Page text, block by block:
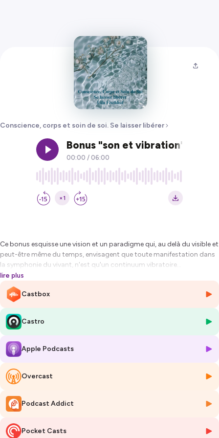
Conscience, corps et soin de soi. Se laisser libérer
Ce bonus esquisse une vision et un paradigme qui, au delà du visible et
peut-être même du temps, envisagent que toute manifestation dans
la symphonie du vivant, n'est qu'un continuum vibratoire...
Bonne écoute!
pour plus d'informations.
lire plus
Castbox
Castro
Apple Podcasts
Overcast
Podcast Addict
Pocket Casts